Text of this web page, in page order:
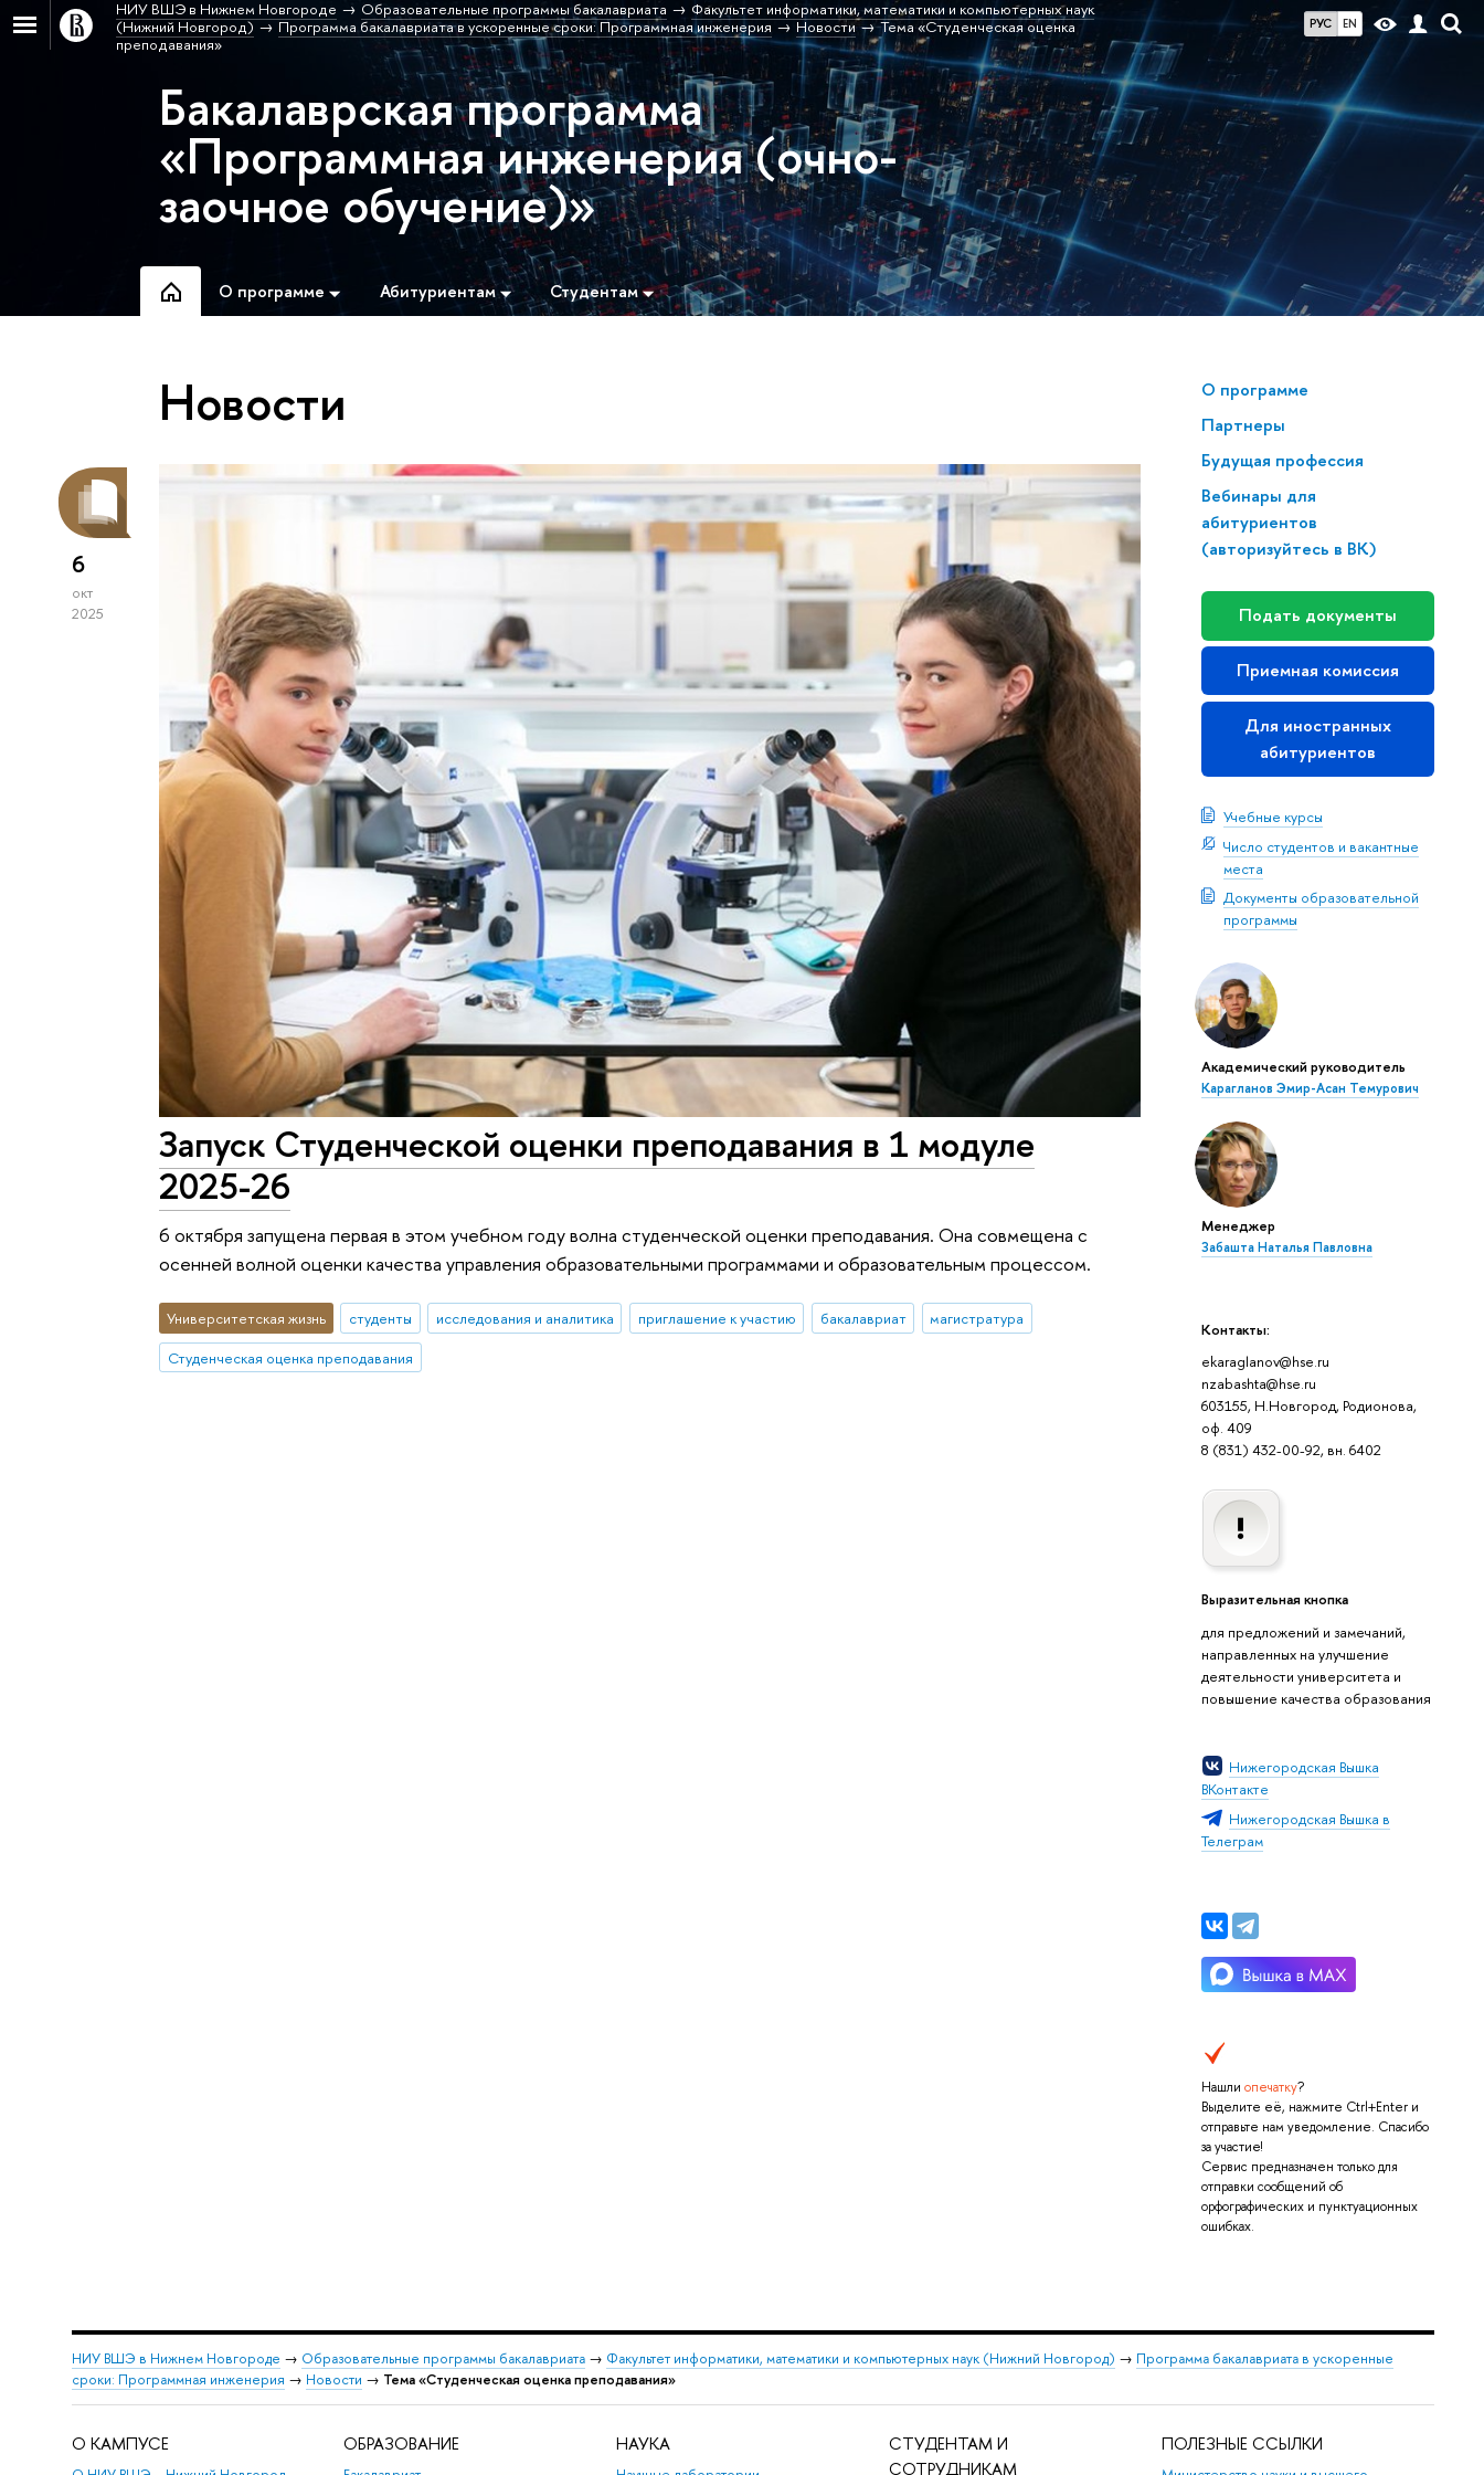
РУС EN
НИУ ВШЭ в Нижнем Новгороде Образовательные программы бакалавриата
Факультет информатики, математики и компьютерных наук
(Нижний Новгород)
Программа бакалавриата в ускоренные сроки: Программная инженерия Новости
Тема «Студенческая оценка
преподавания»
Бакалаврская программа
«Программная инженерия (очно-
заочное обучение)»
О программе Абитуриентам Студентам
О программе
Партнеры
Будущая профессия
Вебинары для
абитуриентов
(авторизуйтесь в ВК)
Подать документы
Приемная комиссия
Для иностранных
абитуриентов
Учебные курсы
Число студентов и вакантные
места
Документы образовательной
программы
Академический руководитель
Карагланов Эмир-Асан Темурович
Менеджер
Забашта Наталья Павловна
Контакты:
ekaraglanov@hse.ru
nzabashta@hse.ru
603155, Н.Новгород, Родионова,
оф. 409
8 (831) 432-00-92, вн. 6402
Выразительная кнопка
для предложений и замечаний,
направленных на улучшение
деятельности университета и
повышение качества образования
Нижегородская Вышка
ВКонтакте
Нижегородская Вышка в
Телеграм
Нашли опечатку?
Выделите её, нажмите Ctrl+Enter и
отправьте нам уведомление. Спасибо
за участие!
Сервис предназначен только для
отправки сообщений об
орфографических и пунктуационных
ошибках.
Новости
6
окт
2025
Запуск Студенческой оценки преподавания в 1 модуле
2025-26
6 октября запущена первая в этом учебном году волна студенческой оценки преподавания. Она совмещена с
осенней волной оценки качества управления образовательными программами и образовательным процессом.
Университетская жизнь студенты исследования и аналитика приглашение к участию бакалавриат
магистратура
Студенческая оценка преподавания
НИУ ВШЭ в Нижнем Новгороде → Образовательные программы бакалавриата→ Факультет информатики, математики и компьютерных наук (Нижний Новгород) → Программа бакалавриата в ускоренные
сроки: Программная инженерия → Новости → Тема «Студенческая оценка преподавания»
О КАМПУСЕ ОБРАЗОВАНИЕ НАУКА
СТУДЕНТАМ И
СОТРУДНИКАМ
ПОЛЕЗНЫЕ ССЫЛКИ